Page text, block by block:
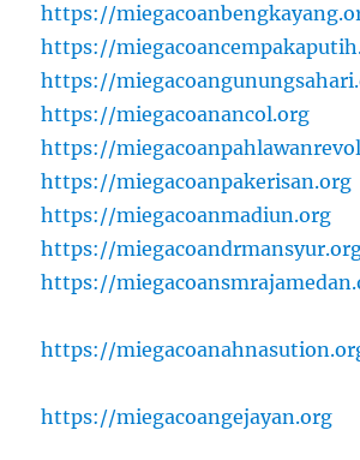
https://
https://
https://
https://miegacoanancol.org
https://
https://miegacoanpakerisan.org
https://miegacoanmadiun.org
https://
https://
https://
https://miegacoangejayan.org